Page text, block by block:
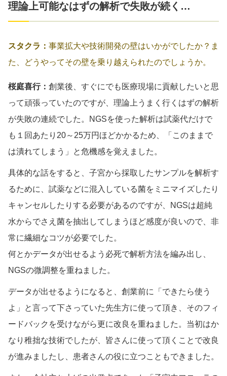
理論上可能なはずの解析で失敗が続く…
スタクラ： 事業拡大や技術開発の壁はいかがでしたか？ま
た、どうやってその壁を乗り越えられたのでしょうか。
桜庭喜行： 創業後、すぐにでも医療現場に貢献したいと思
って頑張っていたのですが、理論上うまく行くはずの解析
が失敗の連続でした。NGSを使った解析は試薬代だけで
も１回あたり20～25万円ほどかかるため、「このままで
は潰れてしまう」と危機感を覚えました。
具体的な話をすると、子宮から採取したサンプルを解析す
るために、試薬などに混入している菌をミニマイズしたり
キャンセルしたりする必要があるのですが、NGSは超純
水からでさえ菌を抽出してしまうほど感度が良いので、非
常に繊細なコツが必要でした。
何とかデータが出せるよう必死で解析方法を編み出し、
NGSの微調整を重ねました。
データが出せるようになると、創業前に「できたら使う
よ」と言って下さっていた先生方に使って頂き、そのフィ
ードバックを受けながら更に改良を重ねました。当初はか
なり稚拙な技術でしたが、皆さんに使って頂くことで改良
が進みましたし、患者さんの役に立つこともできました。